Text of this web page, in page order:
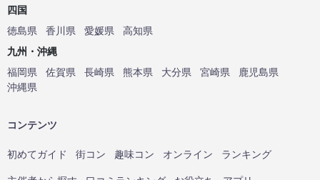
四国
徳島県
香川県 愛媛県
高知県
九州・沖縄
福岡県
佐賀県 長崎県 熊本県 大分県 宮崎県
鹿児島県
沖縄県
コンテンツ
初めてガイド 街コン 趣味コン オンライン ランキング